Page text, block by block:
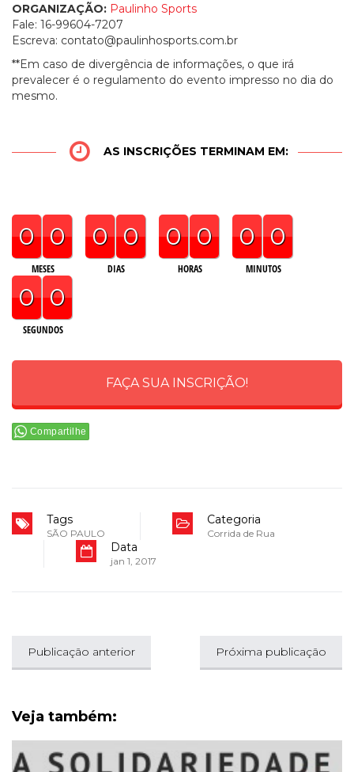
ORGANIZAÇÃO: Paulinho Sports
Fale: 16-99604-7207
Escreva: contato@paulinhosports.com.br
**Em caso de divergência de informações, o que irá
prevalecer é o regulamento do evento impresso no dia do
mesmo.
AS INSCRIÇÕES TERMINAM EM:
0 0
MESES
0 0
DIAS
0 0
HORAS
0 0
MINUTOS
0 0
SEGUNDOS
FAÇA SUA INSCRIÇÃO!
Compartilhe
Tags
SÃO PAULO
Categoria
Corrida de Rua
Data
jan 1, 2017
Publicação anterior Próxima publicação
Veja também: